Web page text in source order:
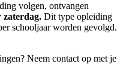
volgen, ontvangen
zaterdag. Dit type opleiding
schooljaar worden gevolgd.
Neem contact op met je